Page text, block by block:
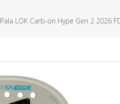
Pala LOK Carb-on Hype Gen 2 2026